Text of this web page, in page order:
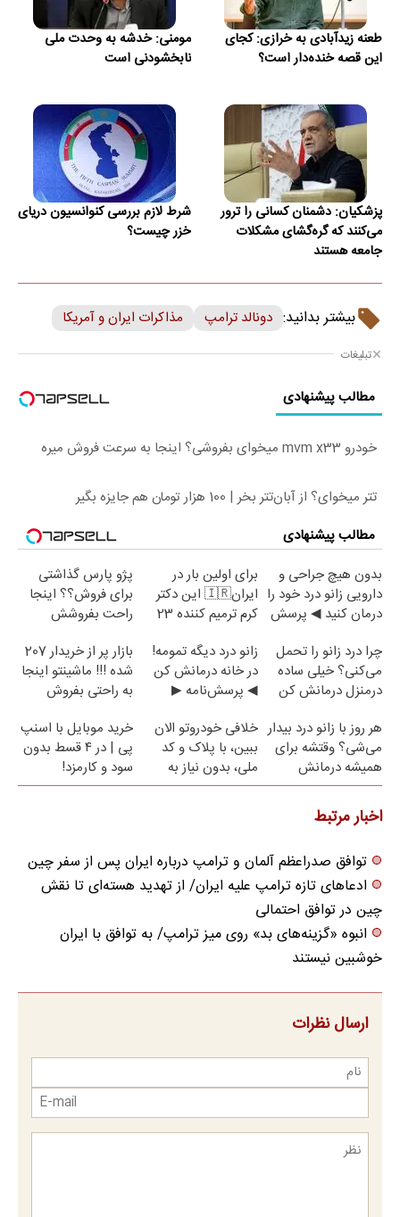
طعنه زیدآبادی به خرازی: کجای
این قصه خنده‌دار است؟
مومنی: خدشه به وحدت ملی
نابخشودنی است
پزشکیان: دشمنان کسانی را ترور
می‌کنند که گره‌گشای مشکلات
جامعه هستند
شرط لازم بررسی کنوانسیون دریای
خزر چیست؟
بیشتر بدانید: دونالد ترامپ مذاکرات ایران و آمریکا
تبلیغات
مطالب پیشنهادی
خودرو mvm x33 میخوای بفروشی؟ اینجا به سرعت فروش میره
تتر میخوای؟ از آبان‌تتر بخر | 100 هزار تومان هم جایزه بگیر
مطالب پیشنهادی
بدون هیچ جراحی و
دارویی زانو درد خود را
درمان کنید ◀ پرسش
برای اولین بار در
ایران🇮🇷 این دکتر
کرم ترمیم کننده 23
پژو پارس گذاشتی
برای فروش؟؟ اینجا
راحت بفروشش
چرا درد زانو را تحمل
می‌کنی؟ خیلی ساده
درمنزل درمانش کن
زانو درد دیگه تمومه!
در خانه درمانش کن
◀ پرسش‌نامه ▶
بازار پر از خریدار 207
شده !!! ماشینتو اینجا
به راحتی بفروش
هر روز با زانو درد بیدار
می‌شی؟ وقتشه برای
همیشه درمانش
کنی✅فرم پر کن
خلافی خودروتو الان
ببین، با پلاک و کد
ملی، بدون نیاز به
مراجعه حضوری
خرید موبایل با اسنپ
پی | در ۴ قسط بدون
سود و کارمزد!
اخبار مرتبط
توافق صدراعظم آلمان و ترامپ درباره ایران پس از سفر چین
ادعا‌های تازه ترامپ علیه ایران/ از تهدید هسته‌ای تا نقش
چین در توافق احتمالی
انبوه «گزینه‌های بد» روی میز ترامپ/ به توافق با ایران
خوشبین نیستند
ارسال نظرات